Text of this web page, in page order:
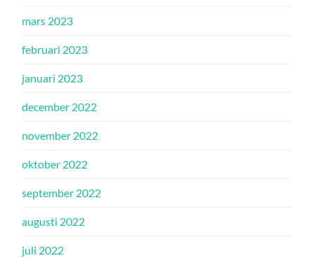
mars 2023
februari 2023
januari 2023
december 2022
november 2022
oktober 2022
september 2022
augusti 2022
juli 2022